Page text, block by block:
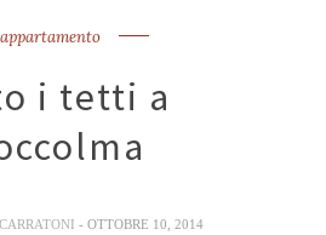
appartamento
i tetti a
- OTTOBRE 10, 2014